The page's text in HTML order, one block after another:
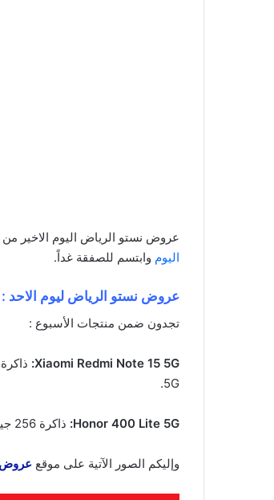
عروض نستو الرياض اليوم الاخير من العرض 14 يونيو 2026 الموافق 28 ذو الحجة 1447 عروض ساعة من العروض الضخمة . الجودة تصنع فرقاً
اليوم وابتسم للصفقة غداً.
عروض نستو الرياض ليوم الاحد :
تجدون ضمن منتجات الأسبوع :
Xiaomi Redmi Note 15 5G:
5G.
Honor 400 Lite 5G: ذاكرة 256 جيجا، رام 8 جيجا، بطارية 5230 مللي أمبير، شاشة 6.7 إنش، كاميرا أمامية 16 ميجابكسل، كاميرا خلفية 108+5 ميجابكسل، يدعم شبكة 5G.
وإليكم الصور الآتية على موقع عروض